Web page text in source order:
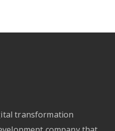
transformation